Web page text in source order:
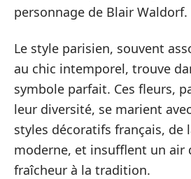
personnage de Blair Waldorf.
Le style parisien, souvent
au chic intemporel, trouve
symbole parfait. Ces fleurs,
leur diversité, se marient
styles décoratifs français, de
moderne, et insufflent un air
fraîcheur à la tradition.